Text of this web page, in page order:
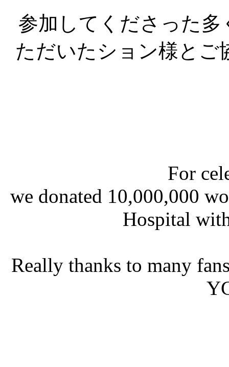
参加してくださった
ただいたション様とご
For
we donated 10,000,000
Hospital
Really thanks to many